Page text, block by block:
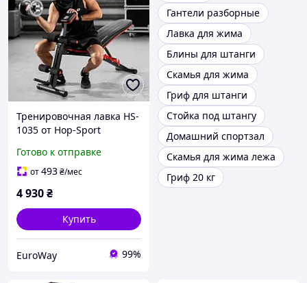
Тренировочная лавка HS-
1035 от Hop-Sport
Готово к отправке
от493₴/мес
4 930₴
Купить
EuroWay 99%
Гантели разборные
Лавка для жима
Блины для штанги
Скамья для жима
Гриф для штанги
Стойка под штангу
Домашний спортзал
Скамья для жима лежа
Гриф 20 кг